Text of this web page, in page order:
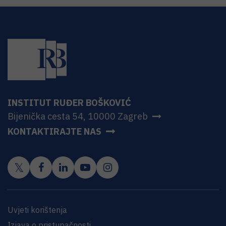
INSTITUT RUĐER BOŠKOVIĆ
Bijenička cesta 54, 10000 Zagreb
KONTAKTIRAJTE NAS
Uvjeti korištenja